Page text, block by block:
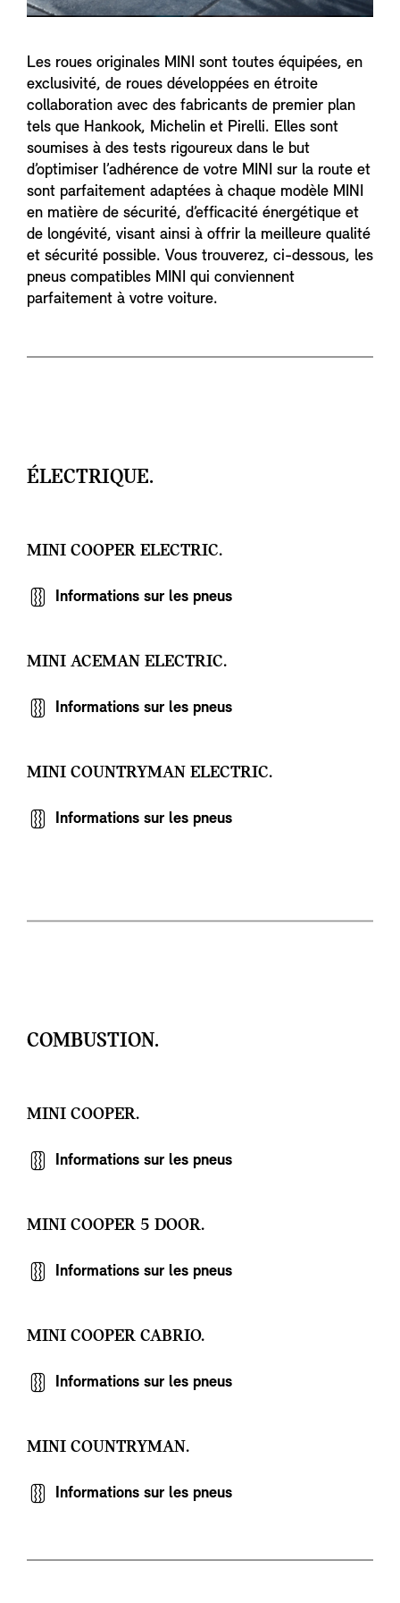
Les roues originales MINI sont toutes équipées, en
exclusivité, de roues développées en étroite
collaboration avec des fabricants de premier plan
tels que Hankook, Michelin et Pirelli. Elles sont
soumises à des tests rigoureux dans le but
d’optimiser l’adhérence de votre MINI sur la route et
sont parfaitement adaptées à chaque modèle MINI
en matière de sécurité, d’efficacité énergétique et
de longévité, visant ainsi à offrir la meilleure qualité
et sécurité possible. Vous trouverez, ci-dessous, les
pneus compatibles MINI qui conviennent
parfaitement à votre voiture.
ÉLECTRIQUE.
MINI COOPER ELECTRIC.
Informations sur les pneus
MINI ACEMAN ELECTRIC.
Informations sur les pneus
MINI COUNTRYMAN ELECTRIC.
Informations sur les pneus
COMBUSTION.
MINI COOPER.
Informations sur les pneus
MINI COOPER 5 DOOR.
Informations sur les pneus
MINI COOPER CABRIO.
Informations sur les pneus
MINI COUNTRYMAN.
Informations sur les pneus